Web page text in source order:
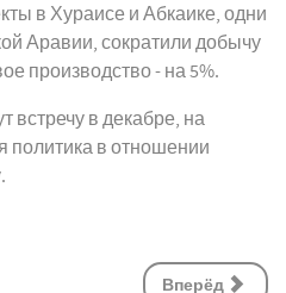
в Хураисе и Абкаике, одни
Аравии, сократили добычу
производство - на 5%.
встречу в декабре, на
политика в отношении
Вперёд